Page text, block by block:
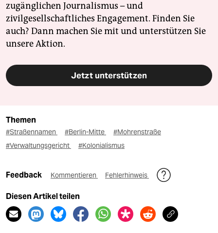
zugänglichen Journalismus – und
zivilgesellschaftliches Engagement. Finden Sie
auch? Dann machen Sie mit und unterstützen Sie
unsere Aktion.
Jetzt unterstützen
Themen
#Straßennamen #Berlin-Mitte
#Mohrenstraße
#Verwaltungsgericht
#Kolonialismus
Feedback Kommentieren Fehlerhinweis
Diesen Artikel teilen